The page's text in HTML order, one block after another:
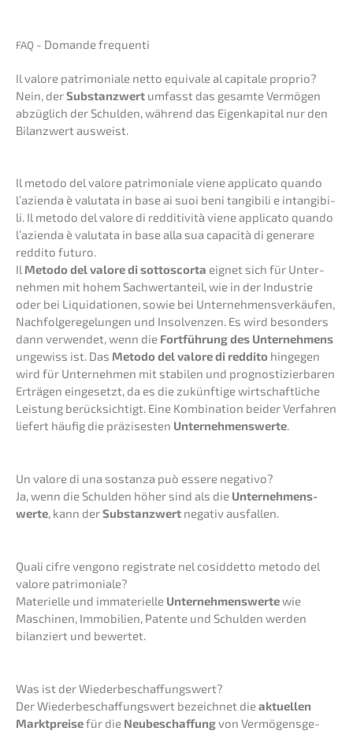
FAQ - Doman­de frequenti
Il valore patri­mo­nia­le netto equiva­le al capita­le proprio?
Nein, derSubstanz­wert umfasst das gesam­te Vermö­gen
abzüg­lich der Schul­den, während das Eigen­ka­pi­tal nur den
Bilanz­wert ausweist.
Il metodo del valore patri­mo­nia­le viene appli­ca­to quando
l’azi­en­da è valuta­ta in base ai suoi beni tangi­bi­li e intan­gi­bi­
li. Il metodo del valore di reddi­ti­vi­tà viene appli­ca­to quando
l’azi­en­da è valuta­ta in base alla sua capaci­tà di gener­a­re
reddi­to futuro.
Il Metodo del valore di sotto­scor­ta eignet sich für Unter­
neh­men mit hohem Sachwert­an­teil, wie in der Indus­trie
oder bei Liqui­da­tio­nen, sowie bei Unter­neh­mens­ver­käu­fen,
Nachfol­ge­re­ge­lun­gen und Insol­ven­zen. Es wird beson­ders
dann verwen­det, wenn die Fortfüh­rung des Unter­neh­mens
ungewiss ist. Das Metodo del valore di reddi­to hinge­gen
wird für Unter­neh­men mit stabi­len und prognos­ti­zier­ba­ren
Erträ­gen einge­setzt, da es die zukünf­ti­ge wirtschaft­li­che
Leistung berück­sich­tigt. Eine Kombi­na­ti­on beider Verfah­ren
liefert häufig die präzi­ses­ten Unter­neh­mens­wer­te.
Un valore di una sostan­za può essere negativo?
Ja, wenn die Schul­den höher sind als die Unter­neh­mens­
wer­te, kann derSubstanz­wert negativ ausfallen.
Quali cifre vengo­no regis­tra­te nel cosid­det­to metodo del
valore patrimoniale?
Materi­el­le und immate­ri­el­le Unter­neh­mens­wer­tewie
Maschi­nen, Immobi­li­en, Paten­te und Schul­den werden
bilan­ziert und bewertet.
Was ist der Wiederbeschaffungswert?
Der Wieder­be­schaf­fungs­wert bezeich­net dieaktuel­len
Markt­prei­sefür die Neube­schaf­fungvon Vermö­gens­ge­